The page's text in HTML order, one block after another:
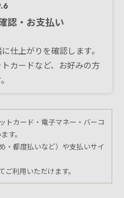
認・お支払い
仕上がりを確認します。
カードなど、お好みの方
トカード・電子マネー・バーコ
す。
・都度払いなど）や支払いサイ
利用いただけます。